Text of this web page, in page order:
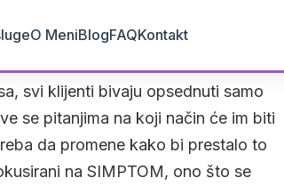
O MeniBlogFAQKontakt
svi klijenti bivaju opsednuti samo
se pitanjima na koji način će im biti
da promene kako bi prestalo to
na SIMPTOM, ono što se